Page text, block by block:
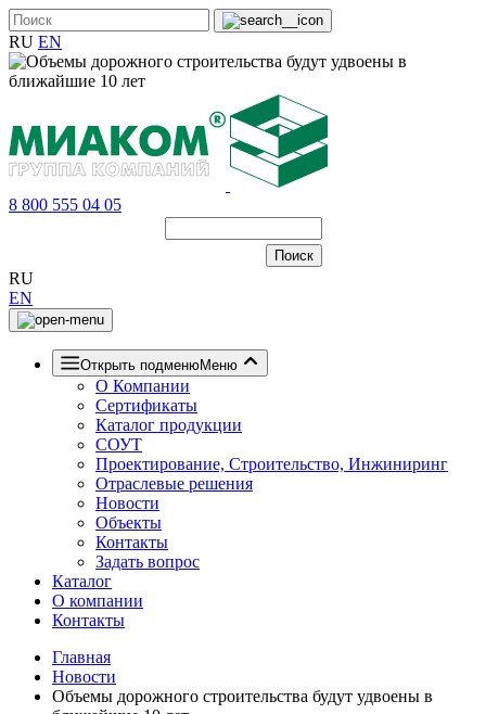
RU EN
8 800 555 04 05
RU
EN
Открыть подменюМеню
О Компании
Сертификаты
Каталог продукции
СОУТ
Проектирование, Строительство, Инжиниринг
Отраслевые решения
Новости
Объекты
Контакты
Задать вопрос
Каталог
О компании
Контакты
Главная
Новости
Объемы дорожного строительства будут удвоены в